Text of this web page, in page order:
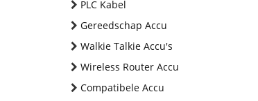
PLC Kabel
Gereedschap Accu
Walkie Talkie Accu's
Wireless Router Accu
Compatibele Accu